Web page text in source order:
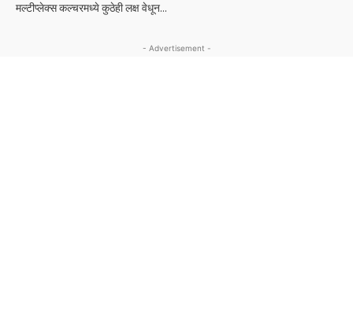
मल्टीप्लेक्स कल्चरमध्ये कुठेही लक्ष वेधून...
- Advertisement -